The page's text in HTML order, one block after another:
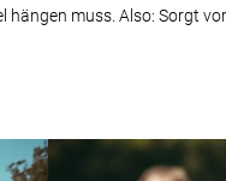
muss. Also: Sorgt